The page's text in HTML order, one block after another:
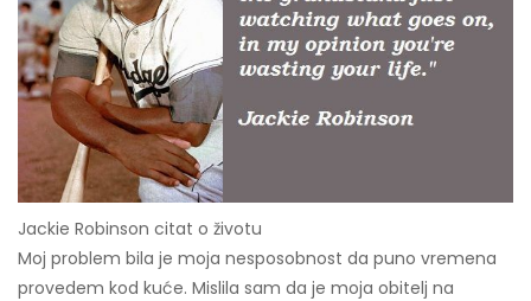
Jackie Robinson citat o životu
Moj problem bila je moja nesposobnost da puno vremena
provedem kod kuće. Mislila sam da je moja obitelj na